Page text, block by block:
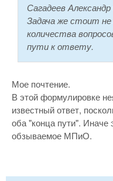
Сагадеев Александр
Задача же стоит не
количества
пути к ответу.
Мое почтение.
В этой формулировке
известный ответ,
оба "конца пути". Иначе
обзываемое МПиО.